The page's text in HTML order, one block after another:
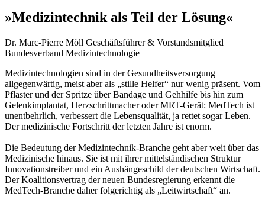
»Medizintechnik als Teil der Lösung«
Dr. Marc-Pierre Möll Geschäftsführer & Vorstandsmitglied
Bundesverband Medizintechnologie
Medizintechnologien sind in der Gesundheitsversorgung
allgegenwärtig, meist aber als „stille Helfer“ nur wenig präsent. Vom
Pflaster und der Spritze über Bandage und Gehhilfe bis hin zum
Gelenkimplantat, Herzschrittmacher oder MRT-Gerät: MedTech ist
unentbehrlich, verbessert die Lebensqualität, ja rettet sogar Leben.
Der medizinische Fortschritt der letzten Jahre ist enorm.
Die Bedeutung der Medizintechnik-Branche geht aber weit über das
Medizinische hinaus. Sie ist mit ihrer mittelständischen Struktur
Innovationstreiber und ein Aushängeschild der deutschen Wirtschaft.
Der Koalitionsvertrag der neuen Bundesregierung erkennt die
MedTech-Branche daher folgerichtig als „Leitwirtschaft“ an.